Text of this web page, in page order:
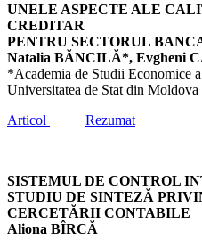
UNELE ASPECTE ALE
СRЕDITAR
PENTRU SECTORUL
Natalia BĂNCILĂ*, Evgheni
*Academia de Studii Economice
Universitatea de Stat din Moldova
Articol
Rezumat
SISTEMUL DE CONTROL
STUDIU DE SINTEZĂ
CERCETĂRII CONTABILE
Aliona BÎRCĂ